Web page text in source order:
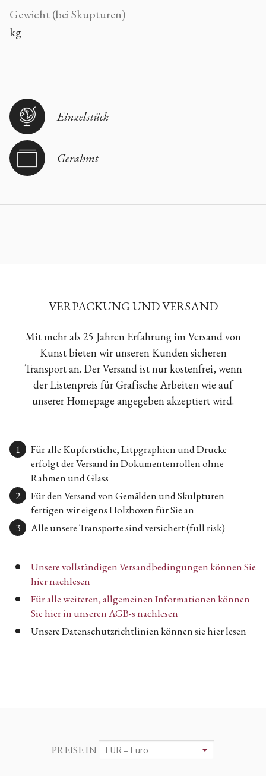
Gewicht (bei Skupturen)
kg
Einzelstück
Gerahmt
VERPACKUNG UND VERSAND
Mit mehr als 25 Jahren Erfahrung im Versand von
Kunst bieten wir unseren Kunden sicheren
Transport an. Der Versand ist nur kostenfrei, wenn
der Listenpreis für Grafische Arbeiten wie auf
unserer Homepage angegeben akzeptiert wird.
Für alle Kupferstiche, Litpgraphien und Drucke
erfolgt der Versand in Dokumentenrollen ohne
Rahmen und Glass
Für den Versand von Gemälden und Skulpturen
fertigen wir eigens Holzboxen für Sie an
Alle unsere Transporte sind versichert (full risk)
Unsere vollständigen Versandbedingungen können Sie
hier nachlesen
Für alle weiteren, allgemeinen Informationen können
Sie hier in unseren AGB-s nachlesen
Unsere Datenschutzrichtlinien können sie hier lesen
PREISE IN